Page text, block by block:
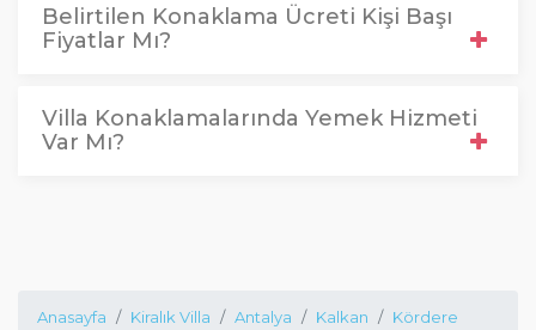
Belirtilen Konaklama Ücreti Kişi Başı
Fiyatlar Mı?
Villa Konaklamalarında Yemek Hizmeti
Var Mı?
Anasayfa Kiralık Villa Antalya Kalkan
Kördere